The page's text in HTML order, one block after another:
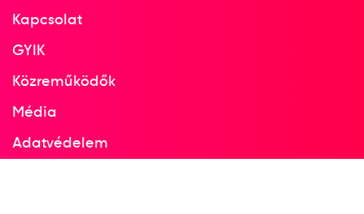
Kapcsolat
GYIK
Közreműködők
Média
Adatvédelem